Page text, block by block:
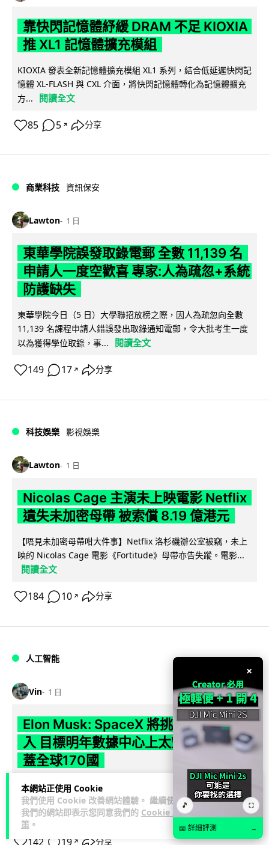
本網站正使用 Cookie
我們使用 Cookie 改善網站體驗。 繼續使用
我們的網站即表示您同意我們的 Cookie 政
策 。
靠快閃記憶體紓緩 DRAM 不足 KIOXIA
推 XL1 記憶體擴充模組
KIOXIA 發表全新記憶體擴充模組 XL1 系列，結合低延遲快閃記
憶體 XL-FLASH 與 CXL 介面，將快閃記憶體轉化為記憶體擴充
方...
閱讀全文
85 5 ↗ 分享
商業科技 資訊保安
Lawton 1 日
東華學院誤發取錄電郵 全數 11,139 名
申請人一度空歡喜 專家:人為疏忽+系統
防護缺失
東華學院今日（5 日）大學聯招放榜之際，因人為疏忽向全數
11,139 名課程申請人錯誤發出取錄通知電郵，令大批考生一度
以為獲得學位取錄，事...
閱讀全文
149 17 ↗ 分享
科技娛樂 影視娛樂
Lawton 1 日
Nicolas Cage 主演未上映電影 Netflix
遺失未加密母帶 被索償 8.19 億港元
【唔見未加密母帶咁大件事】Netflix 洛杉磯辦公室被竊，未上
映的 Nicolas Cage 電影《Fortitude》母帶亦告失蹤。電影...
閱讀全文
184 10 ↗ 分享
人工智能
Vin 1 日
Elon Musk: SpaceX 將挑戰萬億年收
入 目標明年數據中心上太空 Starlink 覆
蓋全球170國
SpaceX 公佈最新第二季業績，受惠 Starlink 與 AI 業務帶動，
季度收入按年飆升 92% 至 78 億美元。行政總裁 Elon... 閱讀
全文
142 19 ↗ 分享
×
🎵 ⛶
📖 詳細評測 →